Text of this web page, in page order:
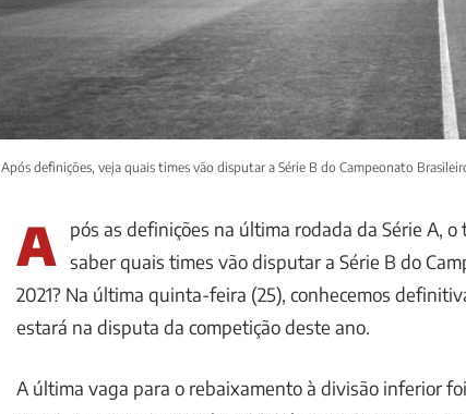
Após definições, veja quais times vão disputar a Série B do Campeonato
A pós as definições na última rodada da Série A, o
saber quais times vão disputar a Série B do
2021? Na última quinta-feira (25), conhecemos
estará na disputa da competição deste ano.
A última vaga para o rebaixamento à divisão inferior